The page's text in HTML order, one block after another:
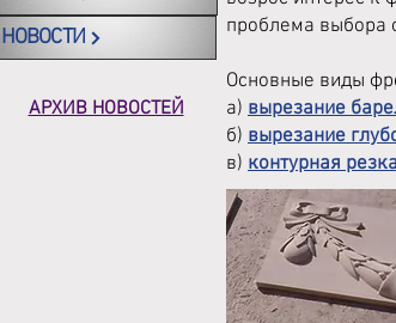
проблема выбора
Основные виды
а) вырезание
б) вырезание
в) контурная
НОВОСТИ
АРХИВ НОВОСТЕЙ